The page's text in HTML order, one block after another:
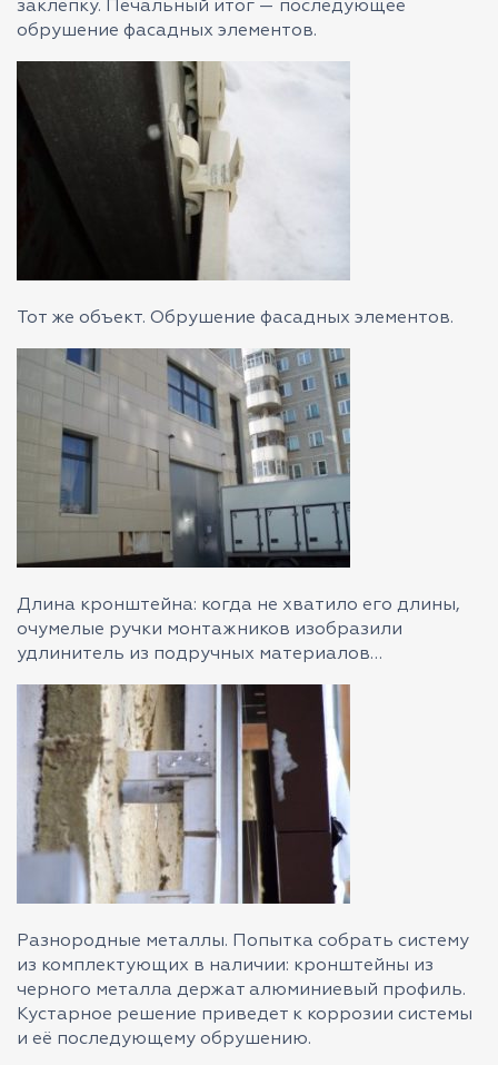
заклёпку. Печальный итог — последующее
обрушение фасадных элементов.
Тот же объект. Обрушение фасадных элементов.
Длина кронштейна: когда не хватило его длины,
очумелые ручки монтажников изобразили
удлинитель из подручных материалов…
Разнородные металлы. Попытка собрать систему
из комплектующих в наличии: кронштейны из
черного металла держат алюминиевый профиль.
Кустарное решение приведет к коррозии системы
и её последующему обрушению.